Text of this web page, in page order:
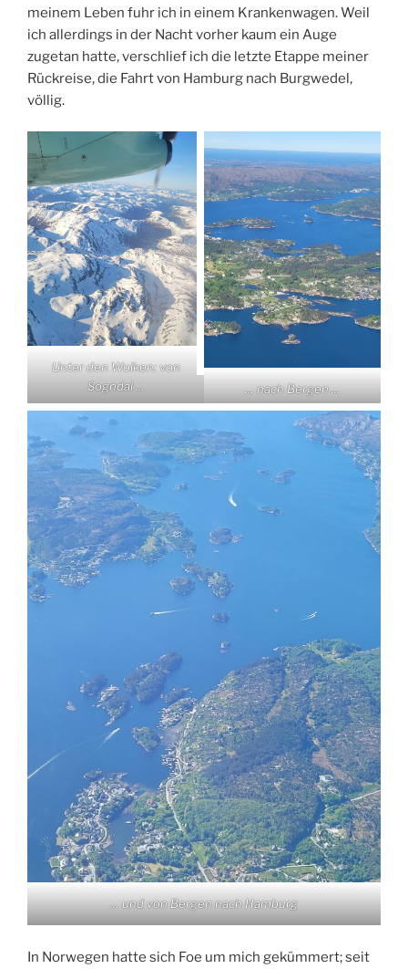
meinem Leben fuhr ich in einem Krankenwagen. Weil
ich allerdings in der Nacht vorher kaum ein Auge
zugetan hatte, verschlief ich die letzte Etappe meiner
Rückreise, die Fahrt von Hamburg nach Burgwedel,
völlig.
Unter den Wolken: von
Sogndal …
… nach Bergen …
… und von Bergen nach Hamburg
In Norwegen hatte sich Foe um mich gekümmert; seit